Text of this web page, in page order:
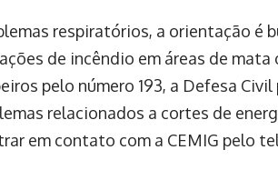
respiratórios, a orientação é
de incêndio em áreas de
pelo número 193, a Defesa Civil
relacionados a cortes de
em contato com a CEMIG pelo